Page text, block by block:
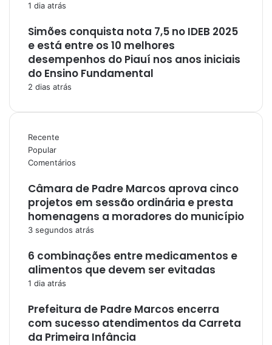
1 dia atrás
Simões conquista nota 7,5 no IDEB 2025
e está entre os 10 melhores
desempenhos do Piauí nos anos iniciais
do Ensino Fundamental
2 dias atrás
Recente
Popular
Comentários
Câmara de Padre Marcos aprova cinco
projetos em sessão ordinária e presta
homenagens a moradores do município
3 segundos atrás
6 combinações entre medicamentos e
alimentos que devem ser evitadas
1 dia atrás
Prefeitura de Padre Marcos encerra
com sucesso atendimentos da Carreta
da Primeira Infância